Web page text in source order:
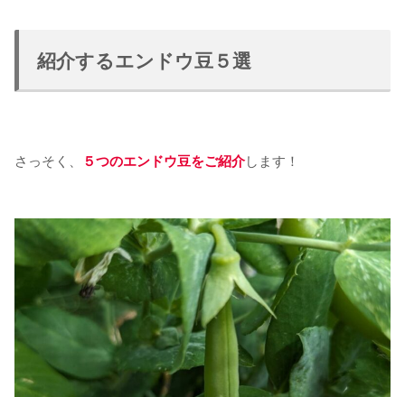
紹介するエンドウ豆５選
さっそく、 ５つのエンドウ豆をご紹介します！